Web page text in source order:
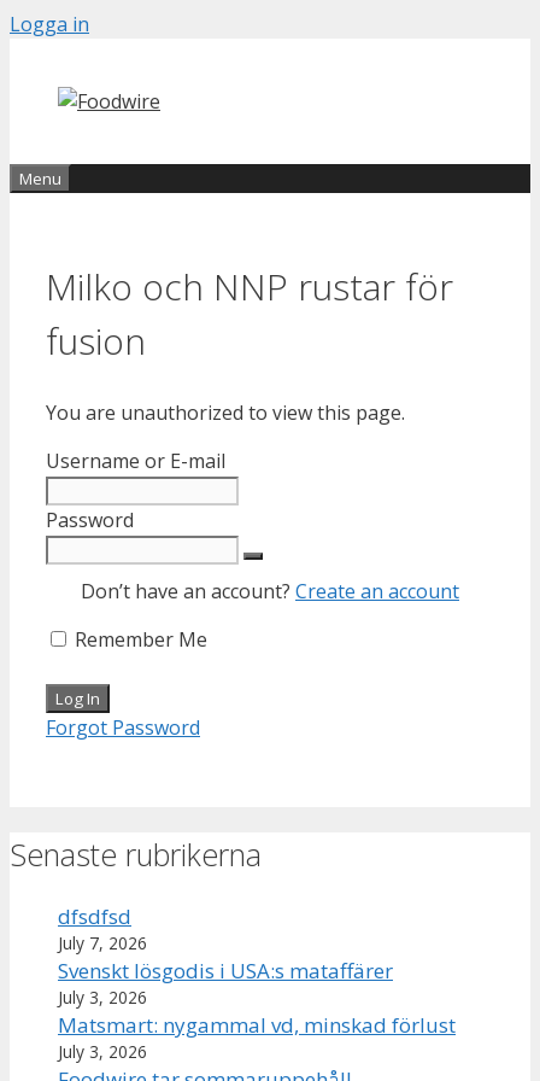
Skip
content
Logga in
Menu
Milko och NNP rustar för
fusion
You are unauthorized to view this page.
Username or E-mail
Password
Don’t have an account? Create an account
Remember Me
Forgot Password
Senaste rubrikerna
dfsdfsd
July 7, 2026
Svenskt lösgodis i USA:s mataffärer
July 3, 2026
Matsmart: nygammal vd, minskad förlust
July 3, 2026